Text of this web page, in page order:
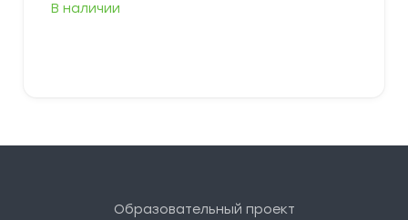
В наличии
Образовательный проект